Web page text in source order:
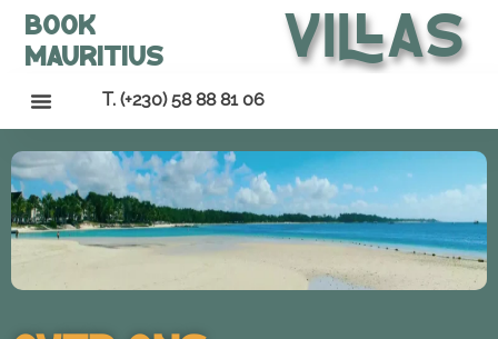
Book
Mauritius
Villas
T. (+230) 58 88 81 06